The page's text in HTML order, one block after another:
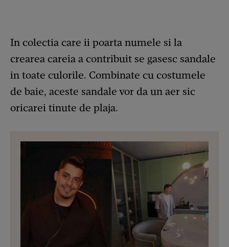
In colectia care ii poarta numele si la
crearea careia a contribuit se gasesc sandale
in toate culorile. Combinate cu costumele
de baie, aceste sandale vor da un aer sic
oricarei tinute de plaja.